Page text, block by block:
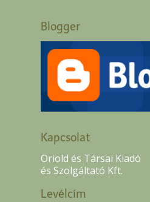
Blogger
Kapcsolat
Oriold és Társai Kiadó
és Szolgáltató Kft.
Levélcím